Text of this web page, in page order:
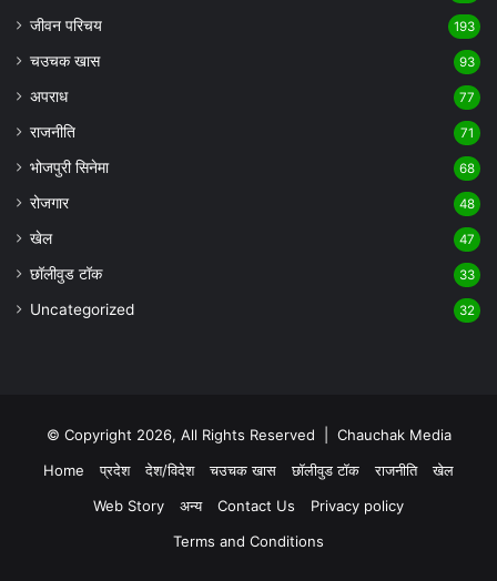
जीवन परिचय 193
चउचक खास 93
अपराध 77
राजनीति 71
भोजपुरी सिनेमा 68
रोजगार 48
खेल 47
छॉलीवुड टॉक 33
Uncategorized 32
© Copyright 2026, All Rights Reserved | Chauchak Media
Home
प्रदेश देश/विदेश चउचक खास छॉलीवुड टॉक राजनीति
खेल
Web Story
अन्य Contact Us
Privacy policy
Terms and Conditions